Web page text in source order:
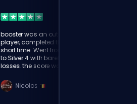
booster was an outstanding
player, completed the task in a
short time. Went from Bronze 2
to Silver 4 with barely any
losses. the score was really
Nicolas